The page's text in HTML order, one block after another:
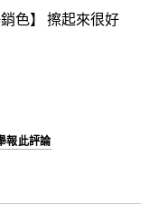
色】 擦起來很好
報此評論